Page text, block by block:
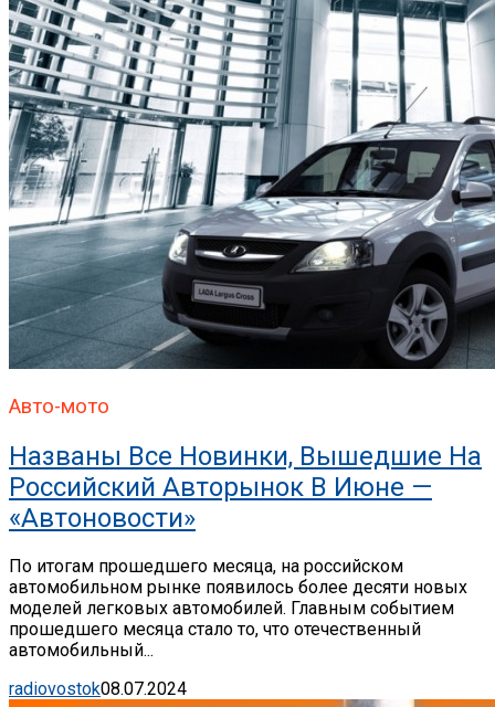
Авто-мото
Названы Все Новинки, Вышедшие На
Российский Авторынок В Июне —
«Автоновости»
По итогам прошедшего месяца, на российском
автомобильном рынке появилось более десяти новых
моделей легковых автомобилей. Главным событием
прошедшего месяца стало то, что отечественный
автомобильный...
radiovostok08.07.2024